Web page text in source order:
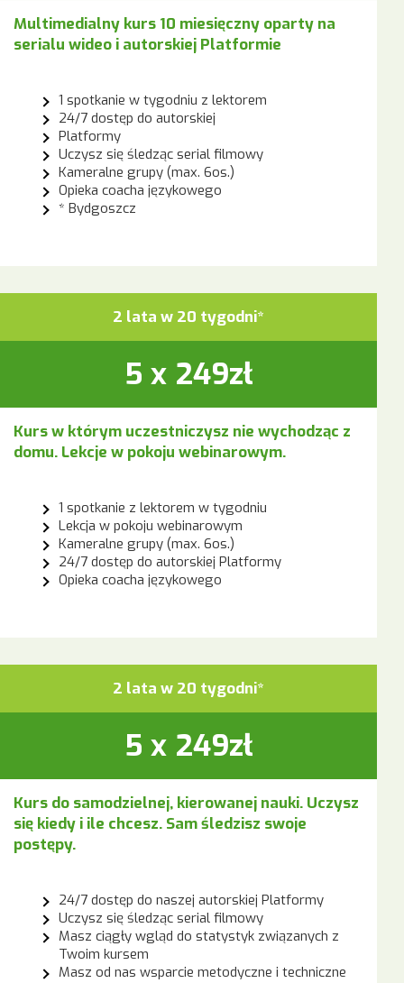
Multimedialny kurs 10 miesięczny oparty na
serialu wideo i autorskiej Platformie
1 spotkanie w tygodniu z lektorem
24/7 dostęp do autorskiej
Platformy
Uczysz się śledząc serial filmowy
Kameralne grupy (max. 6os.)
Opieka coacha językowego
* Bydgoszcz
2 lata w 20 tygodni*
5 x 249zł
Kurs w którym uczestniczysz nie wychodząc z
domu. Lekcje w pokoju webinarowym.
1 spotkanie z lektorem w tygodniu
Lekcja w pokoju webinarowym
Kameralne grupy (max. 6os.)
24/7 dostęp do autorskiej Platformy
Opieka coacha językowego
2 lata w 20 tygodni*
5 x 249zł
Kurs do samodzielnej, kierowanej nauki. Uczysz
się kiedy i ile chcesz. Sam śledzisz swoje
postępy.
24/7 dostęp do naszej autorskiej Platformy
Uczysz się śledząc serial filmowy
Masz ciągły wgląd do statystyk związanych z
Twoim kursem
Masz od nas wsparcie metodyczne i techniczne